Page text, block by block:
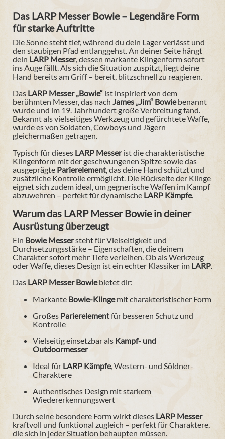
Das LARP Messer Bowie– Legendäre Form
für starke Auftritte
Die Sonne steht tief, während du dein Lager verlässt und
den staubigen Pfad entlanggehst. An deiner Seite hängt
dein LARP Messer, dessen markante Klingenform sofort
ins Auge fällt. Als sich die Situation zuspitzt, liegt deine
Hand bereits am Griff – bereit, blitzschnell zu reagieren.
Das LARP Messer „Bowie“ ist inspiriert von dem
berühmten Messer, das nach James „Jim“ Bowiebenannt
wurde und im 19. Jahrhundert große Verbreitung fand.
Bekannt als vielseitiges Werkzeug und gefürchtete Waffe,
wurde es von Soldaten, Cowboys und Jägern
gleichermaßen getragen.
Typisch für dieses LARP Messerist die charakteristische
Klingenform mit der geschwungenen Spitze sowie das
ausgeprägte Parierelement, das deine Hand schützt und
zusätzliche Kontrolle ermöglicht. Die Rückseite der Klinge
eignet sich zudem ideal, um gegnerische Waffen im Kampf
abzuwehren – perfekt für dynamische LARP Kämpfe.
Warum das LARP Messer Bowiein deiner
Ausrüstung überzeugt
Ein Bowie Messersteht für Vielseitigkeit und
Durchsetzungsstärke – Eigenschaften, die deinem
Charakter sofort mehr Tiefe verleihen. Ob als Werkzeug
oder Waffe, dieses Design ist ein echter Klassiker im LARP.
Das LARP Messer Bowiebietet dir:
Markante Bowie-Klingemit charakteristischer Form
Großes Parierelementfür besseren Schutz und
Kontrolle
Vielseitig einsetzbar als Kampf- und
Outdoormesser
Ideal für LARP Kämpfe, Western- und Söldner-
Charaktere
Authentisches Design mit starkem
Wiedererkennungswert
Durch seine besondere Form wirkt dieses LARP Messer
kraftvoll und funktional zugleich – perfekt für Charaktere,
die sich in jeder Situation behaupten müssen.